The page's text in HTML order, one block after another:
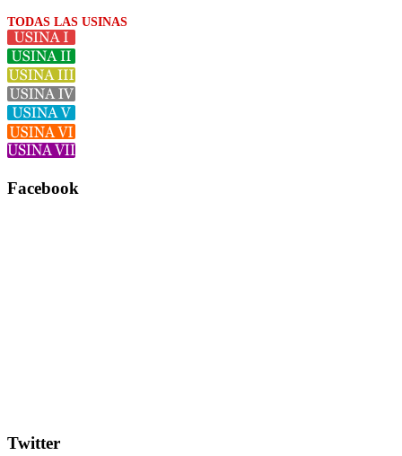
TODAS LAS USINAS
Facebook
Twitter